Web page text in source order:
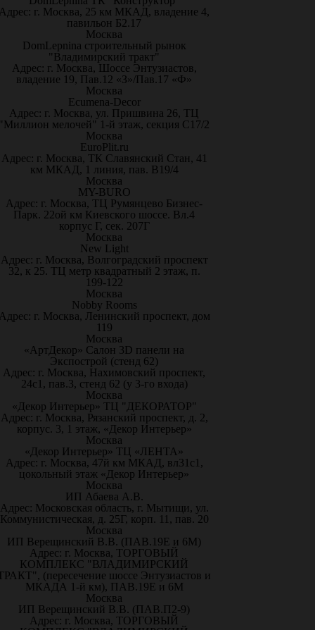
г. Москва, 25 км МКАД, владение 4,
павильон Б2.17
Москва
DomLepnina строительный рынок
"Владимирский тракт"
Адрес: г. Москва, Шоссе Энтузиастов,
владение 19, Пав.12 «З»/Пав.17 «Ф»
Москва
Ecumena-Decor
Адрес: г. Москва, ул. Пришвина 26, ТЦ
мелочей" 1-й этаж, секция С17/2
Москва
EuroPlit.ru
Адрес: г. Москва, ТК Славянский Стан, 41
км МКАД, 1 линия, пав. В19/4
Москва
MY-BURO
Адрес: г. Москва, ТЦ Румянцево Бизнес-
Парк. 22ой км Киевского шоссе. Вл.4
корпус Г, сек. 207Г
Москва
New Light
Адрес: г. Москва, Волгоградский проспект
32, к 25. ТЦ метр квадратный 2 этаж, п.
199-122
Москва
Nobby Rooms
г. Москва, Ленинский проспект, дом
119
Москва
«АртДекор» Салон 3D панели на
Экспострой (стенд 62)
Адрес: г. Москва, Нахимовский проспект,
24с1, пав.3, стенд 62 (у 3-го входа)
Москва
«Декор Интерьер» ТЦ "ДЕКОРАТОР"
Адрес: г. Москва, Рязанский проспект, д. 2,
корпус. 3, 1 этаж, «Декор Интерьер»
Москва
«Декор Интерьер» ТЦ «ЛЕНТА»
Адрес: г. Москва, 47й км МКАД, вл31с1,
цокольный этаж «Декор Интерьер»
Москва
ИП Абаева А.В.
Адрес: Московская область, г. Мытищи, ул.
Коммунистическая, д. 25Г, корп. 11, пав. 20
Москва
ИП Верещинский В.В. (ПАВ.19Е и 6М)
Адрес: г. Москва, ТОРГОВЫЙ
КОМПЛЕКС "ВЛАДИМИРСКИЙ
(пересечение шоссе Энтузиастов и
МКАДА 1-й км), ПАВ.19Е и 6М
Москва
ИП Верещинский В.В. (ПАВ.П2-9)
Адрес: г. Москва, ТОРГОВЫЙ